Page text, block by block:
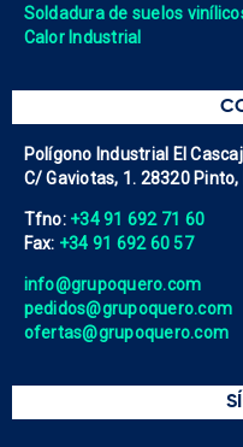
Soldadura de suelos
Calor Industrial
Polígono Industrial El
C/ Gaviotas, 1. 28320 Pinto,
Tfno: +34 91 692 71 60
Fax: +34 91 692 60 57
info@grupoquero.com
pedidos@grupoquero.com
ofertas@grupoquero.com